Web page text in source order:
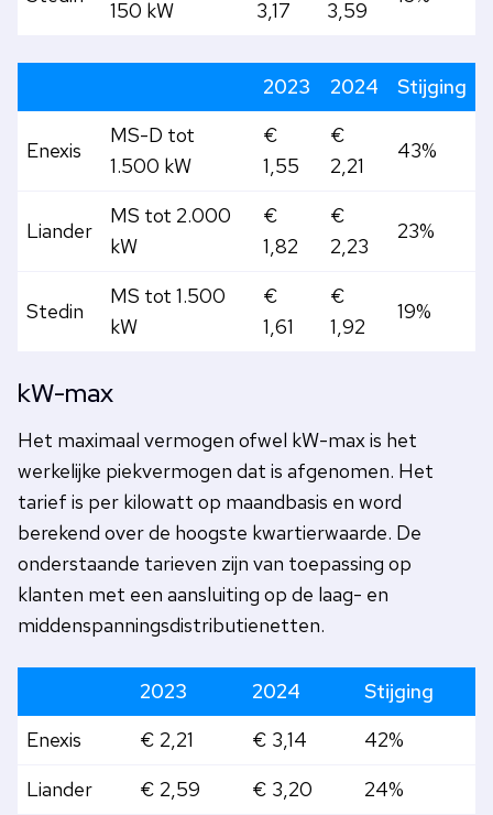
150 kW
3,17
3,59
2023 2024 Stijging
Enexis
MS-D tot
1.500 kW
€
1,55
€
2,21
43%
Liander
MS tot 2.000
kW
€
1,82
€
2,23
23%
Stedin
MS tot 1.500
kW
€
1,61
€
1,92
19%
kW-max
Het maximaal vermogen ofwel kW-max is het
werkelijke piekvermogen dat is afgenomen. Het
tarief is per kilowatt op maandbasis en word
berekend over de hoogste kwartierwaarde. De
onderstaande tarieven zijn van toepassing op
klanten met een aansluiting op de laag- en
middenspanningsdistributienetten.
2023 2024
Stijging
Enexis
€ 2,21 € 3,14
42%
Liander
€ 2,59 € 3,20 24%